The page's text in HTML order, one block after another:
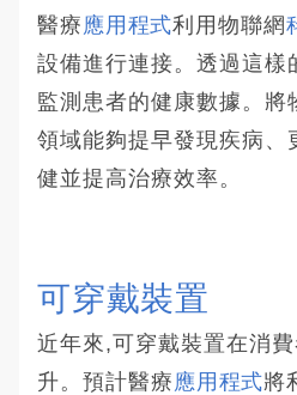
醫療 應用程式利用物聯網
設備進行連接。透過這樣
監測患者的健康數據。將
領域能夠提早發現疾病、
健並提高治療效率。
可穿戴裝置
近年來,可穿戴裝置在消
升。預計醫療 應用程式將